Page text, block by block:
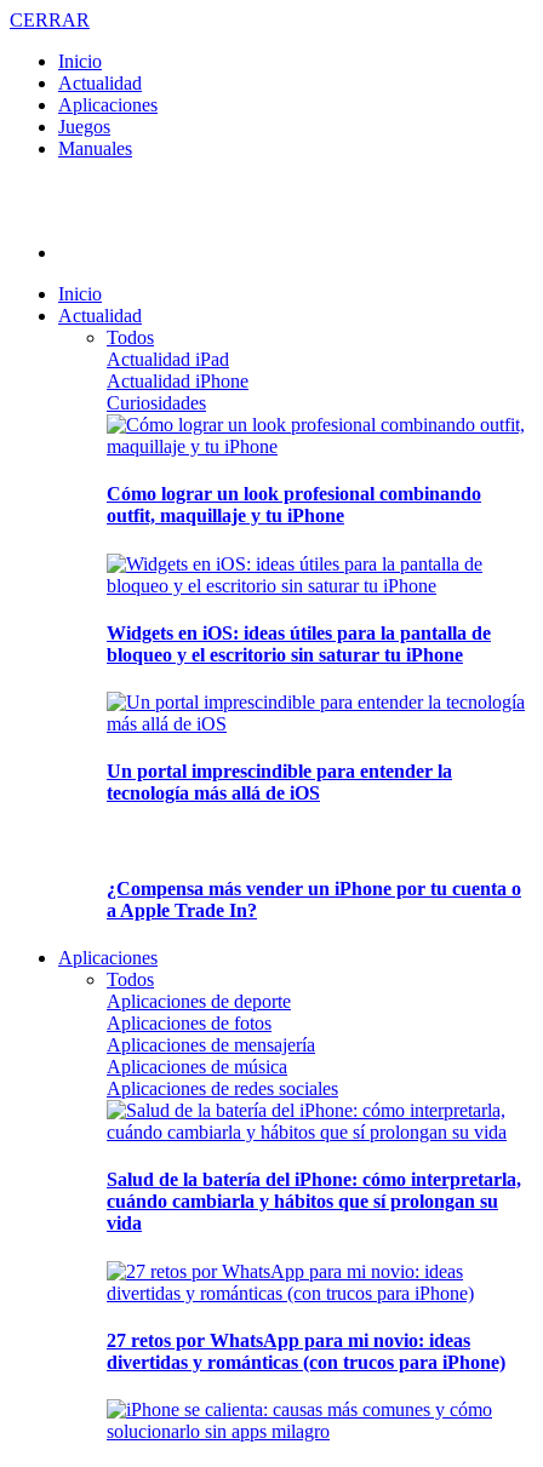
CERRAR
Inicio
Actualidad
Aplicaciones
Juegos
Manuales
Inicio
Actualidad
Todos
Actualidad iPad
Actualidad iPhone
Curiosidades
Cómo lograr un look profesional combinando
outfit, maquillaje y tu iPhone
Widgets en iOS: ideas útiles para la pantalla de
bloqueo y el escritorio sin saturar tu iPhone
Un portal imprescindible para entender la
tecnología más allá de iOS
¿Compensa más vender un iPhone por tu cuenta o
a Apple Trade In?
Aplicaciones
Todos
Aplicaciones de deporte
Aplicaciones de fotos
Aplicaciones de mensajería
Aplicaciones de música
Aplicaciones de redes sociales
Salud de la batería del iPhone: cómo interpretarla,
cuándo cambiarla y hábitos que sí prolongan su
vida
27 retos por WhatsApp para mi novio: ideas
divertidas y románticas (con trucos para iPhone)